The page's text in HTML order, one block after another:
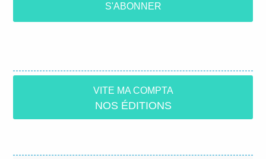
S'ABONNER
VITE MA COMPTA
NOS ÉDITIONS